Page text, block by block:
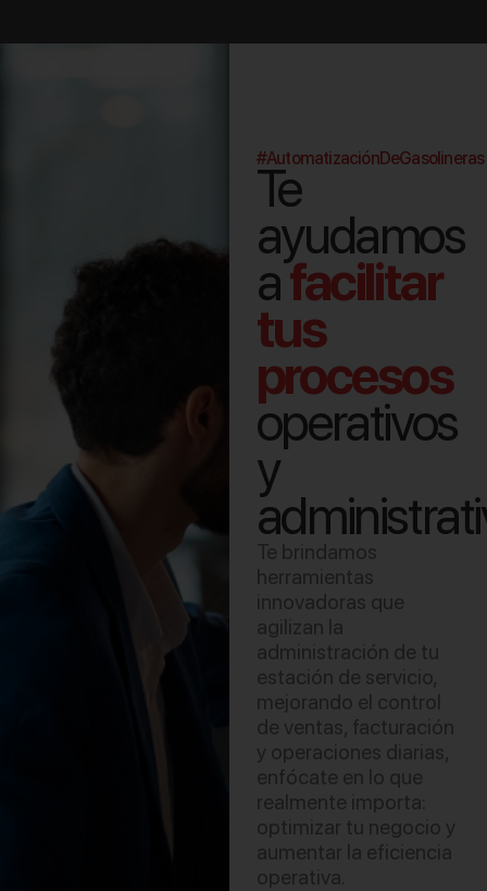
#AutomatizaciónDeGasolineras
Te
ayudamos
afacilitar
tus
procesos
operativos
y
Te brindamos
herramientas
innovadoras que
agilizan la
administración de tu
estación de servicio,
mejorando el control
de ventas, facturación
y operaciones diarias,
enfócate en lo que
realmente importa:
optimizar tu negocio y
aumentar la eficiencia
operativa.